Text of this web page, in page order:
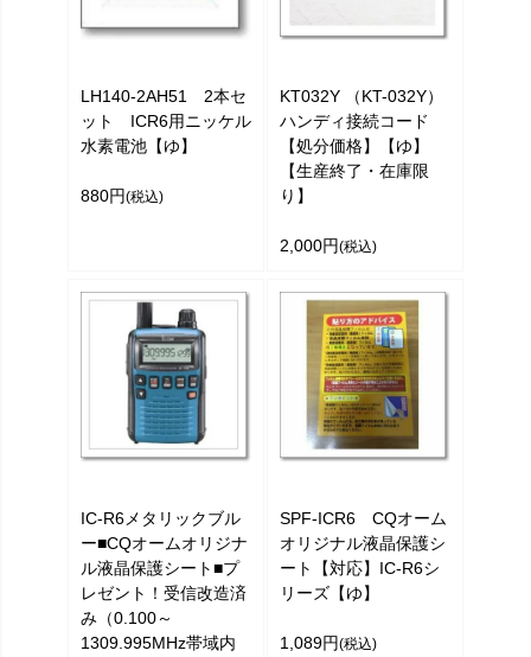
LH140-2AH51 2本セ
ット ICR6用ニッケル
水素電池【ゆ】
880円(税込)
KT032Y （KT-032Y）
ハンディ接続コード
【処分価格】【ゆ】
【生産終了・在庫限
り】
2,000円(税込)
IC-R6メタリックブル
ー■CQオームオリジナ
ル液晶保護シート■プ
レゼント！受信改造済
み（0.100～
1309.995MHz帯域内
SPF-ICR6 CQオーム
オリジナル液晶保護シ
ート【対応】IC-R6シ
リーズ【ゆ】
1,089円(税込)